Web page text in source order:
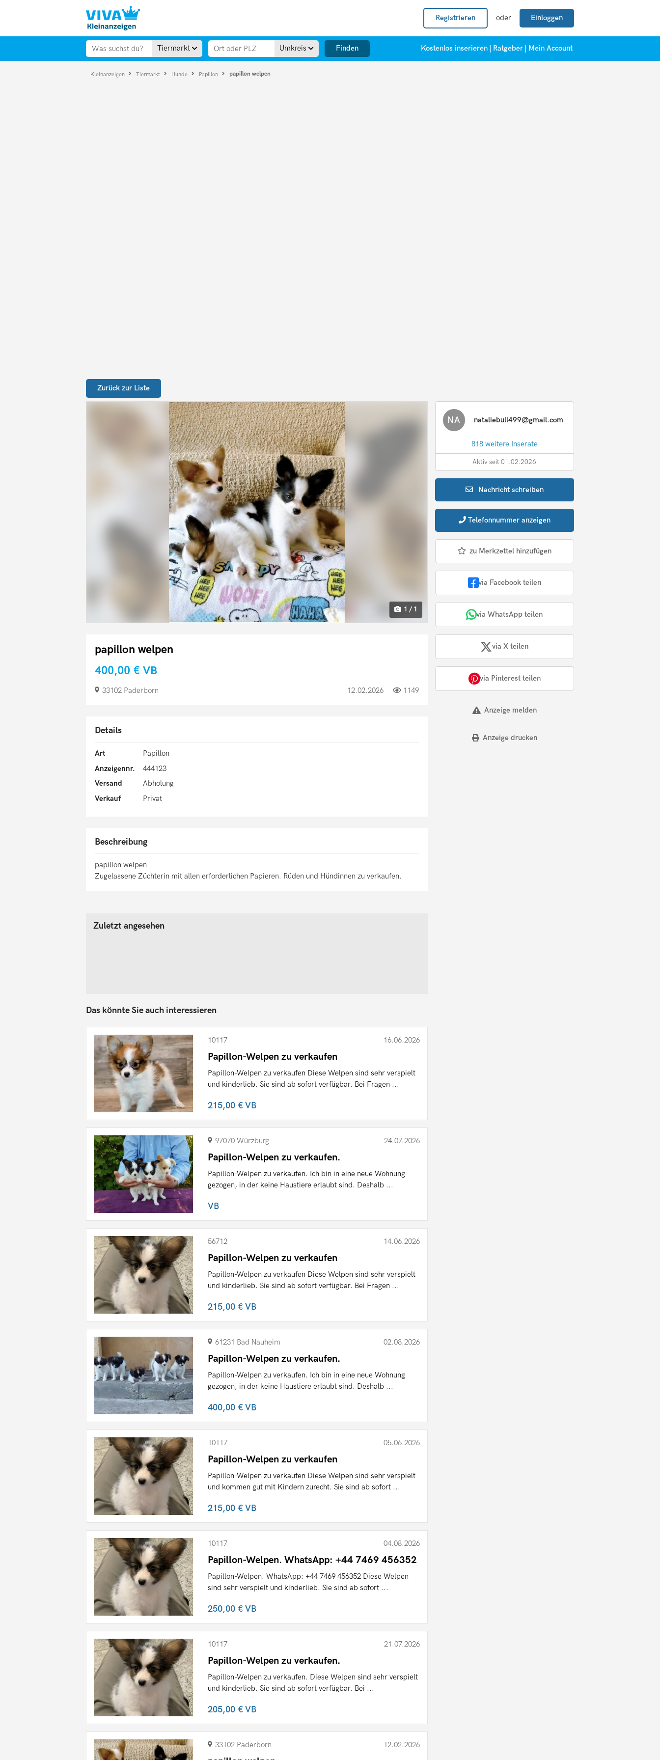
Registrieren oder Einloggen
Tiermarkt Umkreis Finden Kostenlos inserieren Ratgeber Mein Account
Kleinanzeigen Tiermarkt Hunde Papillon papillon welpen
Zurück zur Liste
1 / 1
papillon welpen
400,00 € VB
33102 Paderborn 12.02.2026 1149
Details
Art
Papillon
Anzeigennr.
444123
Versand
Abholung
Verkauf
Privat
Beschreibung
papillon welpen
Zugelassene Züchterin mit allen erforderlichen Papieren. Rüden und Hündinnen zu verkaufen.
NA nataliebull499@gmail.com
818 weitere Inserate
Aktiv seit 01.02.2026
Nachrichtschreiben
Telefonnummer anzeigen
zu Merkzettel hinzufügen
via Facebook teilen
via WhatsApp teilen
via X teilen
via Pinterest teilen
Anzeige melden
Anzeige drucken
Zuletzt angesehen
Das könnte Sie auch interessieren
10117 16.06.2026
Papillon-Welpen zu verkaufen
Papillon-Welpen zu verkaufen Diese Welpen sind sehr verspielt
und kinderlieb. Sie sind ab sofort verfügbar. Bei Fragen ...
215,00 €VB
97070 Würzburg 24.07.2026
Papillon-Welpen zu verkaufen.
Papillon-Welpen zu verkaufen. Ich bin in eine neue Wohnung
gezogen, in der keine Haustiere erlaubt sind. Deshalb ...
VB
56712 14.06.2026
Papillon-Welpen zu verkaufen
Papillon-Welpen zu verkaufen Diese Welpen sind sehr verspielt
und kinderlieb. Sie sind ab sofort verfügbar. Bei Fragen ...
215,00 €VB
61231 Bad Nauheim 02.08.2026
Papillon-Welpen zu verkaufen.
Papillon-Welpen zu verkaufen. Ich bin in eine neue Wohnung
gezogen, in der keine Haustiere erlaubt sind. Deshalb ...
400,00 €VB
10117 05.06.2026
Papillon-Welpen zu verkaufen
Papillon-Welpen zu verkaufen Diese Welpen sind sehr verspielt
und kommen gut mit Kindern zurecht. Sie sind ab sofort ...
215,00 €VB
10117 04.08.2026
Papillon-Welpen. WhatsApp: +44 7469 456352
Papillon-Welpen. WhatsApp: +44 7469 456352 Diese Welpen
sind sehr verspielt und kinderlieb. Sie sind ab sofort ...
250,00 €VB
10117 21.07.2026
Papillon-Welpen zu verkaufen.
Papillon-Welpen zu verkaufen. Diese Welpen sind sehr verspielt
und kinderlieb. Sie sind ab sofort verfügbar. Bei ...
205,00 €VB
33102 Paderborn 12.02.2026